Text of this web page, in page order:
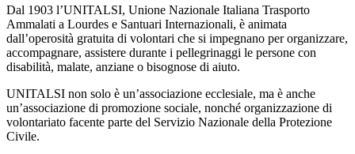
Dal 1903 l’UNITALSI, Unione Nazionale Italiana Trasporto
Ammalati a Lourdes e Santuari Internazionali, è animata
dall’operosità gratuita di volontari che si impegnano per organizzare,
accompagnare, assistere durante i pellegrinaggi le persone con
disabilità, malate, anziane o bisognose di aiuto.
UNITALSI non solo è un’associazione ecclesiale, ma è anche
un’associazione di promozione sociale, nonché organizzazione di
volontariato facente parte del Servizio Nazionale della Protezione
Civile.